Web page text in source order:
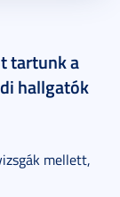
tartunk a
hallgatók
mellett,